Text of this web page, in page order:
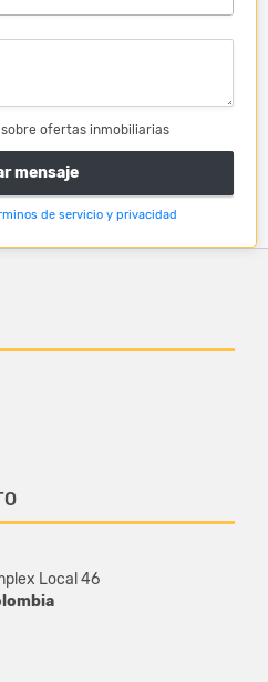
ofertas inmobiliarias
mensaje
de servicio y privacidad
Local 46